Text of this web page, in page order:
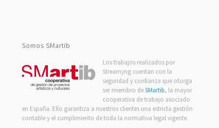
Somos SMartib
Los trabajos realizados por
Streamyng cuentan con la
seguridad y confianza que otorga
ser miembro deSMartib, la mayor
cooperativa de trabajo asociado
en España. Ello garantiza a nuestros clientes una estricta gestión
contable y el cumplimiento de toda la normativa legal vigente.